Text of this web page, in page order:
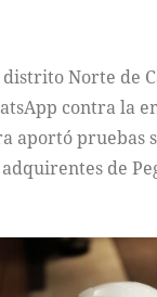
Norte de
contra la
aportó pruebas
de